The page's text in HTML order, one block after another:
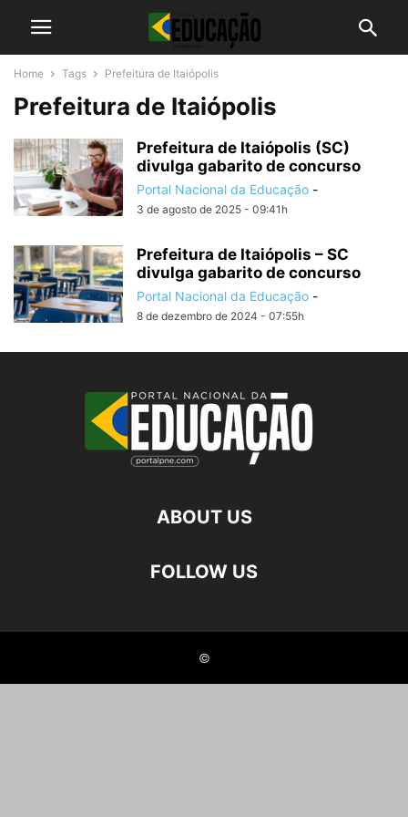
Home Tags Prefeitura de Itaiópolis
Prefeitura de Itaiópolis
Prefeitura de Itaiópolis (SC)
divulga gabarito de concurso
Portal Nacional da Educação -
3 de agosto de 2025 - 09:41h
Prefeitura de Itaiópolis – SC
divulga gabarito de concurso
Portal Nacional da Educação -
8 de dezembro de 2024 - 07:55h
ABOUT US
FOLLOW US
©